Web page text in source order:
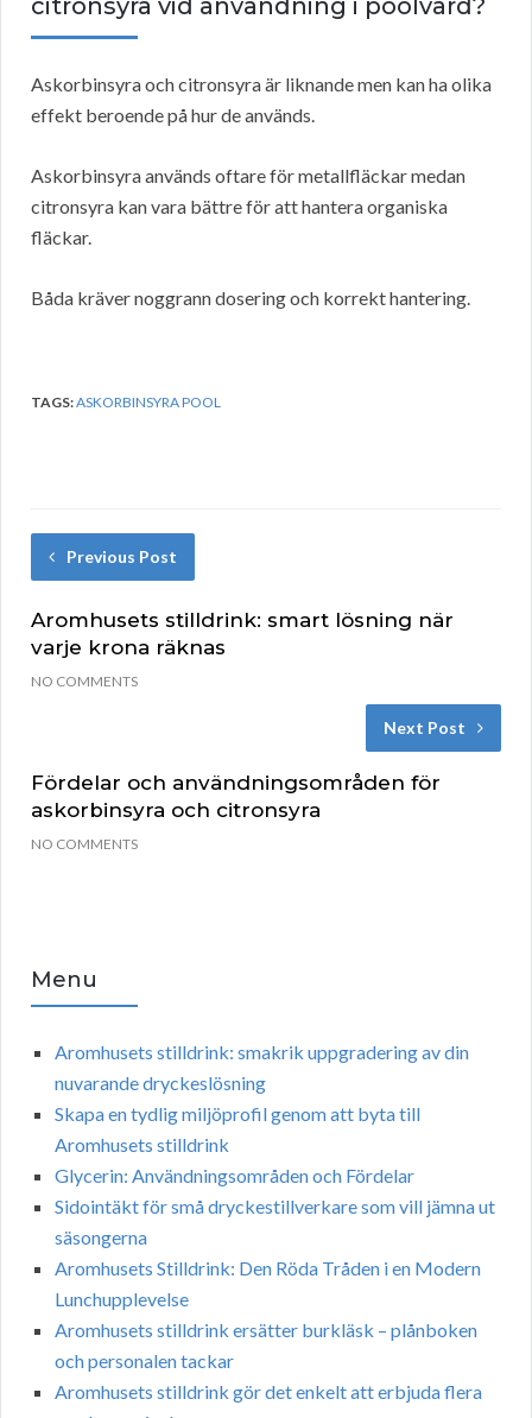
citronsyra vid användning i poolvård?
Askorbinsyra och citronsyra är liknande men kan ha olika
effekt beroende på hur de används.
Askorbinsyra används oftare för metallfläckar medan
citronsyra kan vara bättre för att hantera organiska
fläckar.
Båda kräver noggrann dosering och korrekt hantering.
TAGS:ASKORBINSYRA POOL
Previous Post
Aromhusets stilldrink: smart lösning när
varje krona räknas
NO COMMENTS
Next Post
Fördelar och användningsområden för
askorbinsyra och citronsyra
NO COMMENTS
Menu
Aromhusets stilldrink: smakrik uppgradering av din
nuvarande dryckeslösning
Skapa en tydlig miljöprofil genom att byta till
Aromhusets stilldrink
Glycerin: Användningsområden och Fördelar
Sidointäkt för små dryckestillverkare som vill jämna ut
säsongerna
Aromhusets Stilldrink: Den Röda Tråden i en Modern
Lunchupplevelse
Aromhusets stilldrink ersätter burkläsk – plånboken
och personalen tackar
Aromhusets stilldrink gör det enkelt att erbjuda flera